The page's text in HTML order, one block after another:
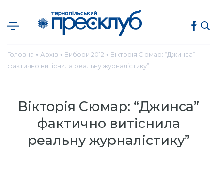
Головна ● Архів ● Вибори 2012 ● Вікторія Сюмар: “Джинса”
фактично витіснила реальну журналістику”
Вікторія Сюмар: “Джинса”
фактично витіснила
реальну журналістику”